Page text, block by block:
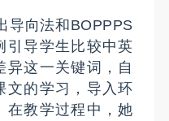
导向法和BOPPPS
引导学生比较中英
异这一关键词，自
文的学习，导入环
在教学过程中，她